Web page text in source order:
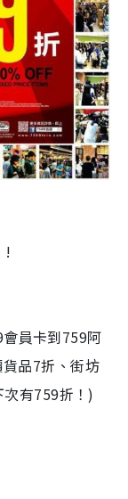
!
員卡到759阿
品7折、街坊
有759折！)